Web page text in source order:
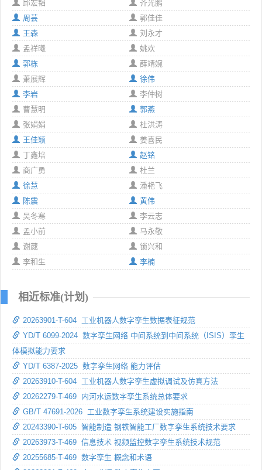
邱宏韬
齐光鹏
周芸
郭佳佳
王森
刘永才
孟祥曦
姚欢
郭栋
薛靖婉
萧展辉
徐伟
李岩
李仲树
曹慧明
郭燕
张娟娟
杜洪涛
王佳颖
姜喜民
丁鑫培
赵铭
商广勇
杜兰
徐慧
潘艳飞
陈震
黄伟
吴冬寒
李云志
孟小前
马永敬
谢葳
锁兴和
李和生
李楠
相近标准(计划)
20263901-T-604 工业机器人数字孪生数据表征规范
YD/T 6099-2024 数字孪生网络 中间系统到中间系统（ISIS）孪生
体模拟能力要求
YD/T 6387-2025 数字孪生网络 能力评估
20263910-T-604 工业机器人数字孪生虚拟调试及仿真方法
20262279-T-469 内河水运数字孪生系统总体要求
GB/T 47691-2026 工业数字孪生系统建设实施指南
20243390-T-605 智能制造 钢铁智能工厂数字孪生系统技术要求
20263973-T-469 信息技术 视频监控数字孪生系统技术规范
20255685-T-469 数字孪生 概念和术语